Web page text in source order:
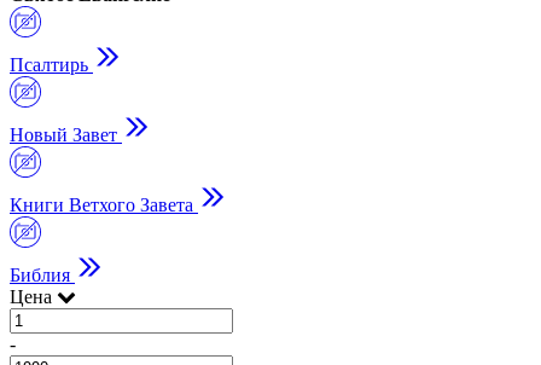
Псалтирь
Новый Завет
Книги Ветхого Завета
Библия
Цена
-